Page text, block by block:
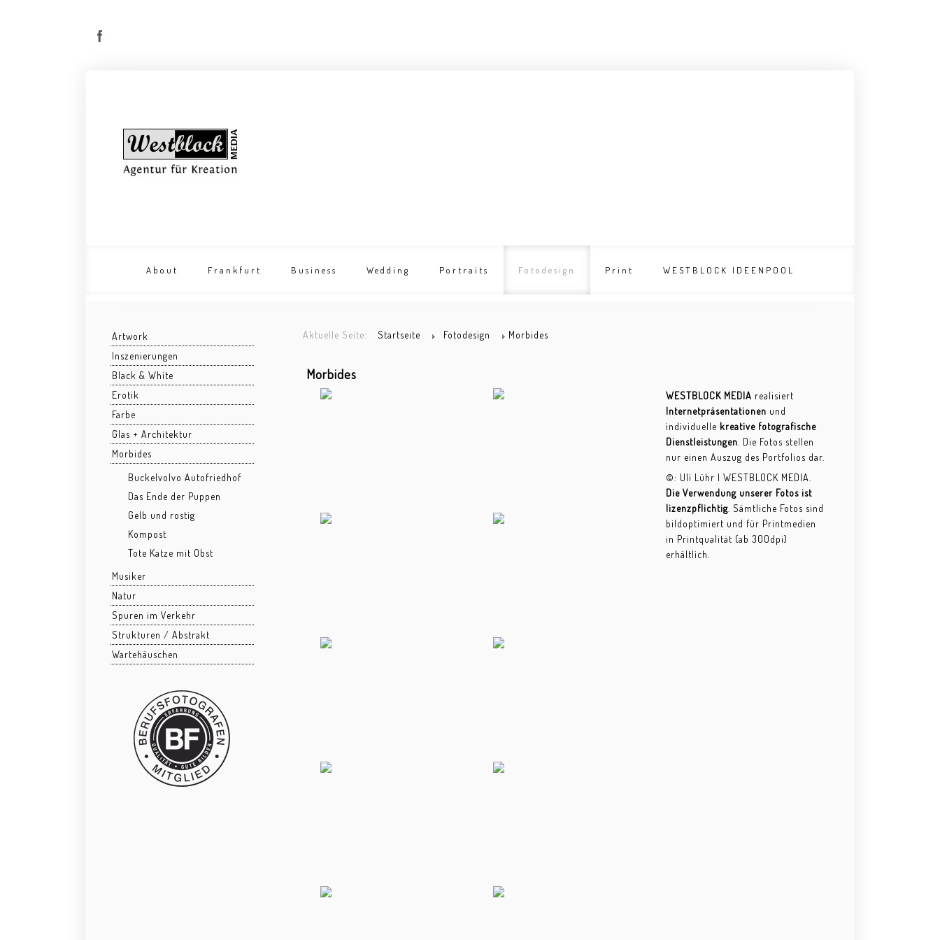
About Frankfurt Business Wedding Portraits Fotodesign Print WESTBLOCK IDEENPOOL
Artwork
Inszenierungen
Black & White
Erotik
Farbe
Glas + Architektur
Morbides
Buckelvolvo Autofriedhof
Das Ende der Puppen
Gelb und rostig
Kompost
Tote Katze mit Obst
Musiker
Natur
Spuren im Verkehr
Strukturen / Abstrakt
Wartehäuschen
Aktuelle Seite: Startseite Fotodesign Morbides
Morbides
WESTBLOCK MEDIA realisiert
Internetpräsentationen und
individuelle kreative fotografische
Dienstleistungen . Die Fotos stellen
nur einen Auszug des Portfolios dar.
©: Uli Lühr | WESTBLOCK MEDIA.
Die Verwendung unserer Fotos ist
lizenzpflichtig. Sämtliche Fotos sind
bildoptimiert und für Printmedien
in Printqualität (ab 300dpi)
erhältlich.